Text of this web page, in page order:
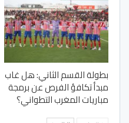
بطولة القسم الثاني: هل غاب
مبدأ تكافؤ الفرص عن برمجة
مباريات المغرب التطواني؟